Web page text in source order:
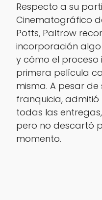
Respecto a su
Cinematográfico
Potts, Paltrow
incorporación algo
y cómo el
primera película
misma. A pesar
franquicia,
todas las entregas,
pero no descartó
momento.